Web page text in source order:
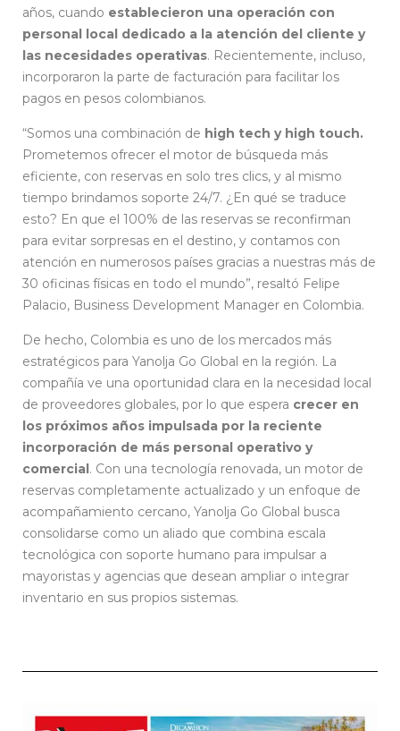
años, cuando establecieron una operación con
personal local dedicado a la atención del cliente y
las necesidades operativas. Recientemente, incluso,
incorporaron la parte de facturación para facilitar los
pagos en pesos colombianos.
“Somos una combinación de high tech y high touch.
Prometemos ofrecer el motor de búsqueda más
eficiente, con reservas en solo tres clics, y al mismo
tiempo brindamos soporte 24/7. ¿En qué se traduce
esto? En que el 100% de las reservas se reconfirman
para evitar sorpresas en el destino, y contamos con
atención en numerosos países gracias a nuestras más de
30 oficinas físicas en todo el mundo”, resaltó Felipe
Palacio, Business Development Manager en Colombia.
De hecho, Colombia es uno de los mercados más
estratégicos para Yanolja Go Global en la región. La
compañía ve una oportunidad clara en la necesidad local
de proveedores globales, por lo que espera crecer en
los próximos años impulsada por la reciente
incorporación de más personal operativo y
comercial. Con una tecnología renovada, un motor de
reservas completamente actualizado y un enfoque de
acompañamiento cercano, Yanolja Go Global busca
consolidarse como un aliado que combina escala
tecnológica con soporte humano para impulsar a
mayoristas y agencias que desean ampliar o integrar
inventario en sus propios sistemas.